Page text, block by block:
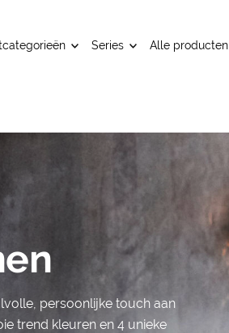
Series Alle producten
persoonlijke touch aan
trend kleuren en 4 unieke